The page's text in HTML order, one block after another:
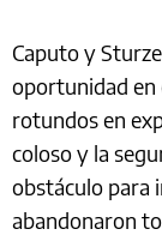
Caputo y
oportunidad en
rotundos en
coloso y la
obstáculo para
abandonaron